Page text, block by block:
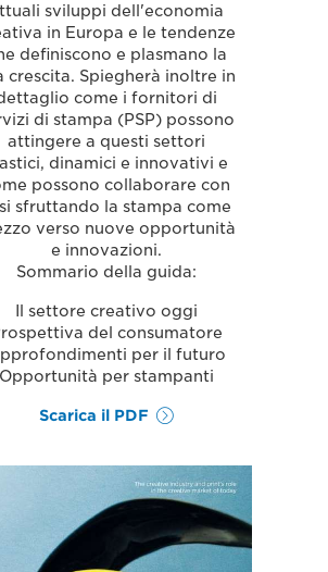
sviluppi dell'economia
in Europa e le tendenze
definiscono e plasmano la
crescita. Spiegherà inoltre in
come i fornitori di
di stampa (PSP) possono
attingere a questi settori
dinamici e innovativi e
possono collaborare con
sfruttando la stampa come
verso nuove opportunità
e innovazioni.
Sommario della guida:
Il settore creativo oggi
del consumatore
per il futuro
Opportunità per stampanti
Scarica il PDF